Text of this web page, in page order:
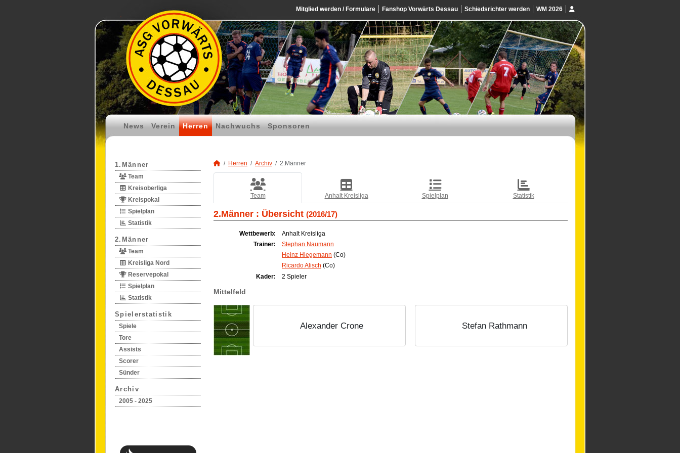
Mitglied werden / Formulare Fanshop Vorwärts Dessau Schiedsrichter werden WM 2026
News Verein Herren Nachwuchs Sponsoren
1.Männer
Team
Kreisoberliga
Kreispokal
Spielplan
Statistik
2.Männer
Team
Kreisliga Nord
Reservepokal
Spielplan
Statistik
Spielerstatistik
Spiele
Tore
Assists
Scorer
Sünder
Archiv
2005 - 2025
Herren Archiv 2.Männer
Team Anhalt Kreisliga Spielplan Statistik
2.Männer : Übersicht (2016/17)
Wettbewerb:
Anhalt Kreisliga
Trainer:
Stephan Naumann
Heinz Hiegemann (Co)
Ricardo Alisch (Co)
Kader:
2 Spieler
Mittelfeld
Alexander Crone Stefan Rathmann